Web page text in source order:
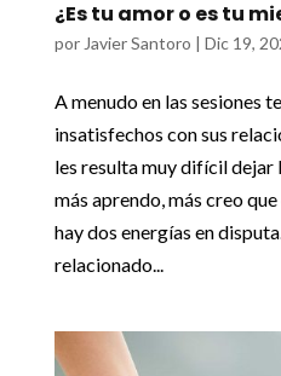
¿Es tu amor o es tu
porJavier Santoro | Dic 19,
A menudo en las sesiones
insatisfechos con sus
les resulta muy difícil dejar
más aprendo, más creo
hay dos energías en
relacionado...